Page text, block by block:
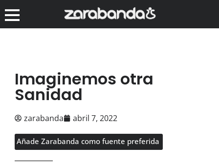
Imaginemos otra
Sanidad
zarabanda abril 7, 2022
Añade Zarabanda como fuente preferida